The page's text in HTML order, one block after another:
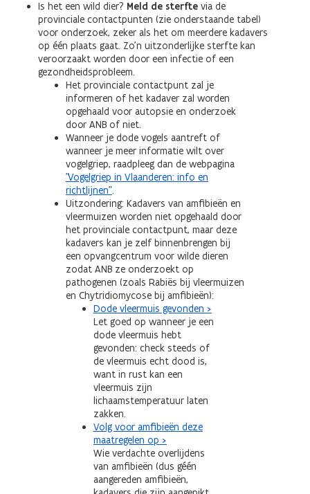
Is het een wild dier? Meld de sterfte via de
provinciale contactpunten (zie onderstaande tabel)
voor onderzoek, zeker als het om meerdere kadavers
op één plaats gaat. Zo’n uitzonderlijke sterfte kan
veroorzaakt worden door een infectie of een
gezondheidsprobleem.
Het provinciale contactpunt zal je
informeren of het kadaver zal worden
opgehaald voor autopsie en onderzoek
door ANB of niet.
Wanneer je dode vogels aantreft of
wanneer je meer informatie wilt over
vogelgriep, raadpleeg dan de webpagina
"Vogelgriep in Vlaanderen: info en
richtlijnen".
Uitzondering: Kadavers van amfibieën en
vleermuizen worden niet opgehaald door
het provinciale contactpunt, maar deze
kadavers kan je zelf binnenbrengen bij
een opvangcentrum voor wilde dieren
zodat ANB ze onderzoekt op
pathogenen (zoals Rabiës bij vleermuizen
en Chytridiomycose bij amfibieën):
Dode vleermuis gevonden >
Let goed op wanneer je een
dode vleermuis hebt
gevonden: check steeds of
de vleermuis echt dood is,
want in rust kan een
vleermuis zijn
lichaamstemperatuur laten
zakken.
Volg voor amfibieën deze
maatregelen op >
Wie verdachte overlijdens
van amfibieën (dus géén
aangereden amfibieën,